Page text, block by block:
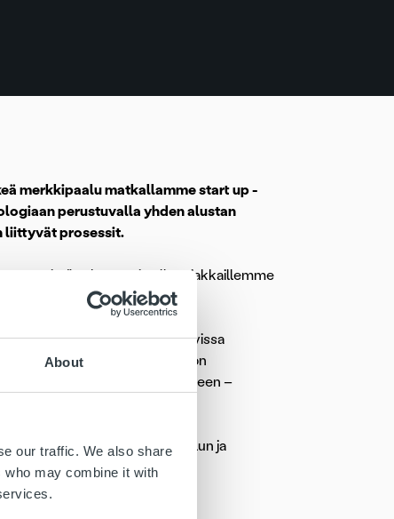
About
our traffic. We also share
may combine it with
merkkipaalu matkallamme start up -
perustuvalla yhden alustan
liittyvät prosessit.
entistä vahvemmin olla asiakkaillemme
ja kehityksen.
mukaista flowta ja kuvissa
ilmeen lähtökohtana on
suuntautuvaan Ropo-henkeen –
OneView-analytiikkatyökalun ja
kanssa.